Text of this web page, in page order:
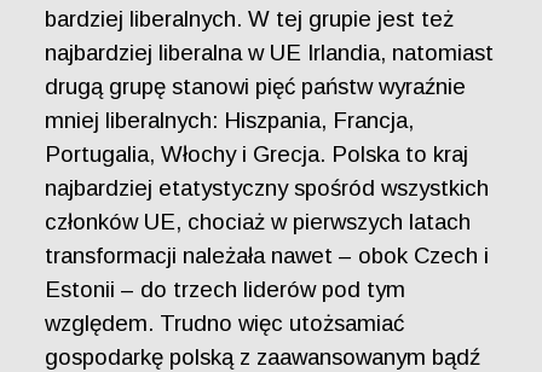
bardziej liberalnych. W tej grupie jest też
najbardziej liberalna w UE Irlandia, natomiast
drugą grupę stanowi pięć państw wyraźnie
mniej liberalnych: Hiszpania, Francja,
Portugalia, Włochy i Grecja. Polska to kraj
najbardziej etatystyczny spośród wszystkich
członków UE, chociaż w pierwszych latach
transformacji należała nawet – obok Czech i
Estonii – do trzech liderów pod tym
względem. Trudno więc utożsamiać
gospodarkę polską z zaawansowanym bądź